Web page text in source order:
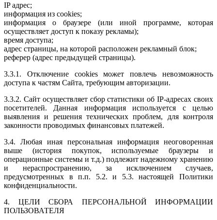
IP адрес;
информация из cookies;
информация о браузере (или иной программе, которая
осуществляет доступ к показу рекламы);
время доступа;
адрес страницы, на которой расположен рекламный блок;
реферер (адрес предыдущей страницы).
3.3.1. Отключение cookies может повлечь невозможность
доступа к частям Сайта, требующим авторизации.
3.3.2. Сайт осуществляет сбор статистики об IP-адресах своих
посетителей. Данная информация используется с целью
выявления и решения технических проблем, для контроля
законности проводимых финансовых платежей.
3.4. Любая иная персональная информация неоговоренная
выше (история покупок, используемые браузеры и
операционные системы и т.д.) подлежит надежному хранению
и нераспространению, за исключением случаев,
предусмотренных в п.п. 5.2. и 5.3. настоящей Политики
конфиденциальности.
4. ЦЕЛИ СБОРА ПЕРСОНАЛЬНОЙ ИНФОРМАЦИИ
ПОЛЬЗОВАТЕЛЯ